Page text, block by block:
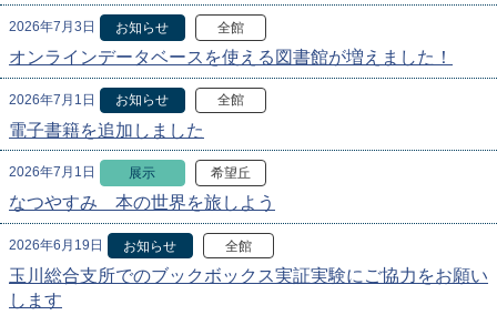
2026年7月3日 お知らせ 全館
オンラインデータベースを使える図書館が増えました！
2026年7月1日 お知らせ 全館
電子書籍を追加しました
2026年7月1日 展示 希望丘
なつやすみ 本の世界を旅しよう
2026年6月19日 お知らせ 全館
玉川総合支所でのブックボックス実証実験にご協力をお願い
します